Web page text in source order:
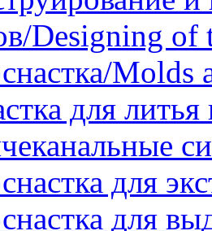
Designing of
Molds
для литья
для
для